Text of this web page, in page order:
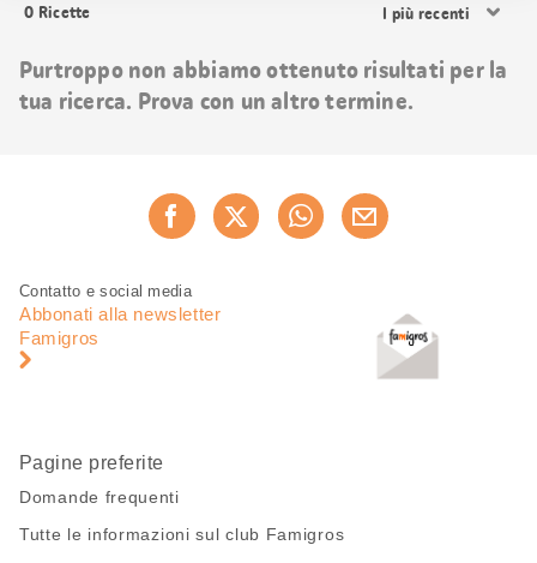
0 Ricette
i
Purtroppo non abbiamo ottenuto risultati per la
tua ricerca. Prova con un altro termine.
Consiglia ora
Piè
pagina
Navigazione
pagina
Contatto e social media
Abbonati alla newsletter
Famigros
Pagine preferite
Domande frequenti
Tutte le informazioni sul club Famigros